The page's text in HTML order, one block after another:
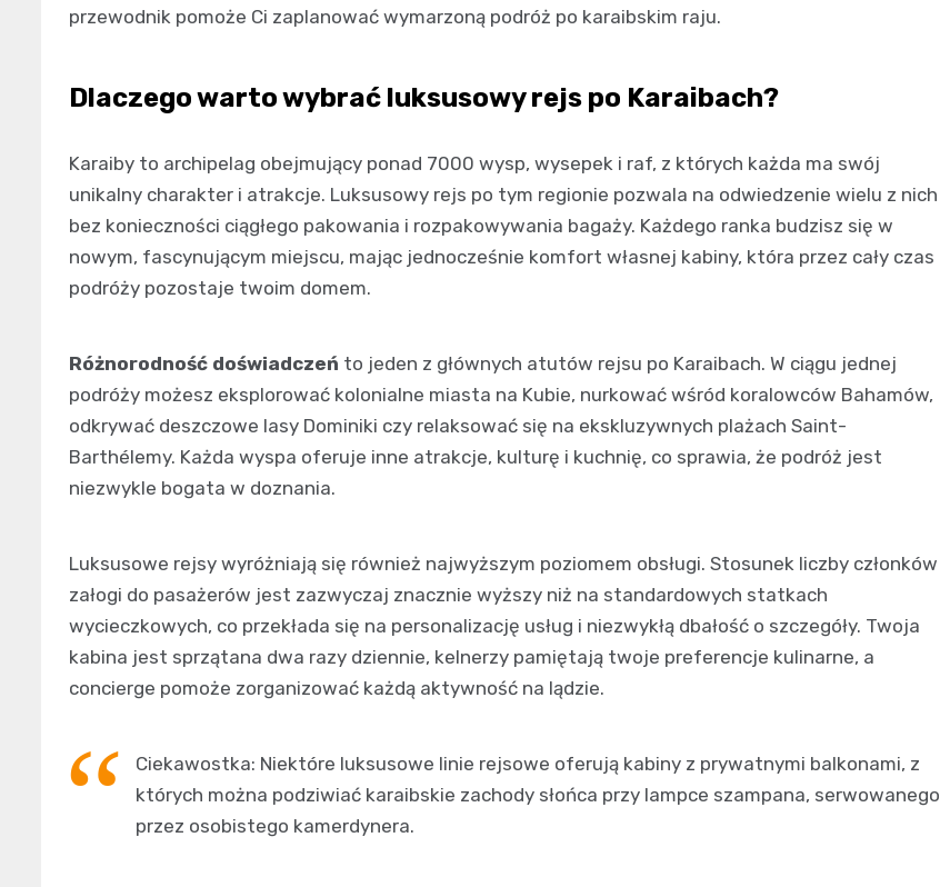
przewodnik pomoże Ci zaplanować wymarzoną podróż po karaibskim raju.
Dlaczego warto wybrać luksusowy rejs po Karaibach?
Karaiby to archipelag obejmujący ponad 7000 wysp, wysepek i raf, z których każda ma swój
unikalny charakter i atrakcje. Luksusowy rejs po tym regionie pozwala na odwiedzenie wielu z nich
bez konieczności ciągłego pakowania i rozpakowywania bagaży. Każdego ranka budzisz się w
nowym, fascynującym miejscu, mając jednocześnie komfort własnej kabiny, która przez cały czas
podróży pozostaje twoim domem.
Różnorodność doświadczeń to jeden z głównych atutów rejsu po Karaibach. W ciągu jednej
podróży możesz eksplorować kolonialne miasta na Kubie, nurkować wśród koralowców Bahamów,
odkrywać deszczowe lasy Dominiki czy relaksować się na ekskluzywnych plażach Saint-
Barthélemy. Każda wyspa oferuje inne atrakcje, kulturę i kuchnię, co sprawia, że podróż jest
niezwykle bogata w doznania.
Luksusowe rejsy wyróżniają się również najwyższym poziomem obsługi. Stosunek liczby członków
załogi do pasażerów jest zazwyczaj znacznie wyższy niż na standardowych statkach
wycieczkowych, co przekłada się na personalizację usług i niezwykłą dbałość o szczegóły. Twoja
kabina jest sprzątana dwa razy dziennie, kelnerzy pamiętają twoje preferencje kulinarne, a
concierge pomoże zorganizować każdą aktywność na lądzie.
Ciekawostka: Niektóre luksusowe linie rejsowe oferują kabiny z prywatnymi balkonami, z
których można podziwiać karaibskie zachody słońca przy lampce szampana, serwowanego
przez osobistego kamerdynera.